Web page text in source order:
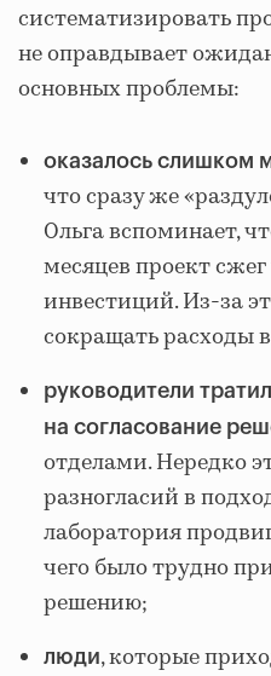
систематизировать
не оправдывает
основных проблемы:
оказалось слишком
что сразу же
Ольга вспоминает,
месяцев проект
инвестиций. Из-за
сокращать расходы
руководители
на согласование
отделами. Нередко
разногласий в
лаборатория
чего было трудно
решению;
люди, которые